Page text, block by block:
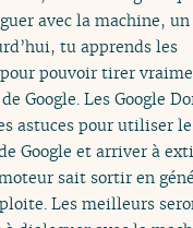
avec la machine,
tu apprends les
pour pouvoir tirer
Google. Les Google
astuces pour utiliser
Google et arriver à
sait sortir en
Les meilleurs